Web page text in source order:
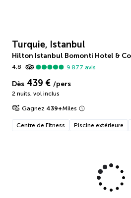
Turquie, Istanbul
Hilton Istanbul Bomonti Hotel &
4,8
9 877 avis
Dès 439 € /pers
2 nuits, vol inclus
Gagnez 439+Miles
Centre de Fitness Piscine extérieure